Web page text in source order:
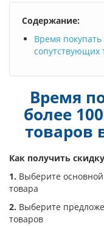
Содержание:
Время
сопутствующих
Время
более
товаров
Как получить
1. Выберите
товара
2. Выберите
товаров